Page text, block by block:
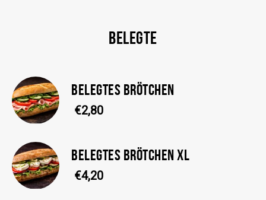
BELEGTE
BELEGTES BRÖTCHEN
€2,80
BELEGTES BRÖTCHEN XL
€4,20